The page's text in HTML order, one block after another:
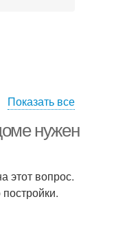
Показать все
нужен
этот вопрос.